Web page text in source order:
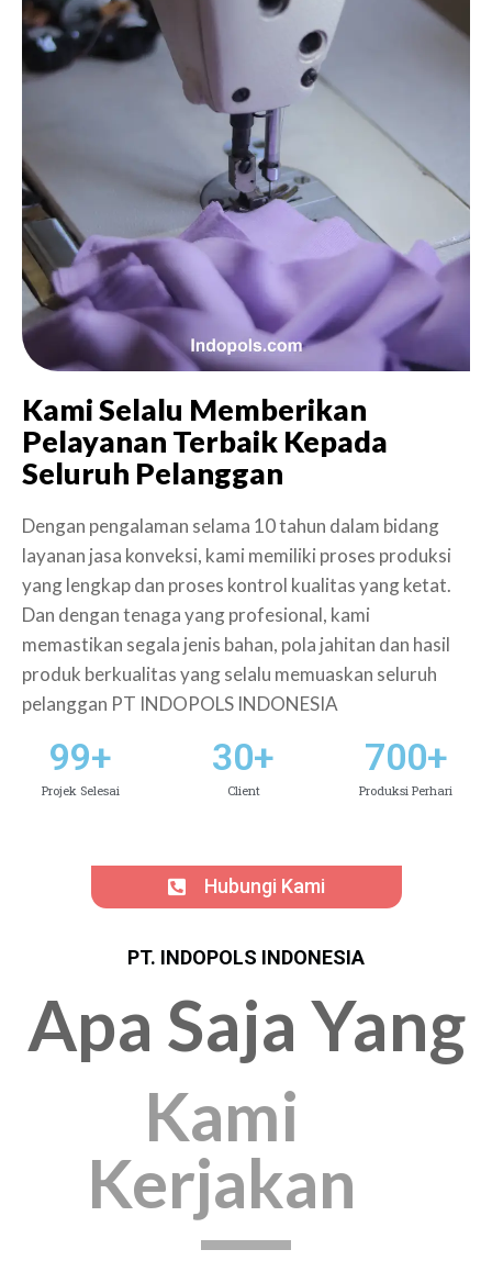
Kami Selalu Memberikan
Pelayanan Terbaik Kepada
Seluruh Pelanggan
Dengan pengalaman selama 10 tahun dalam bidang
layanan jasa konveksi, kami memiliki proses produksi
yang lengkap dan proses kontrol kualitas yang ketat.
Dan dengan tenaga yang profesional, kami
memastikan segala jenis bahan, pola jahitan dan hasil
produk berkualitas yang selalu memuaskan seluruh
pelanggan PT INDOPOLS INDONESIA
Hubungi Kami
99+
Projek Selesai
30+
Client
700+
Produksi Perhari
PT. INDOPOLS INDONESIA
Apa Saja Yang
Kami
Kerjakan